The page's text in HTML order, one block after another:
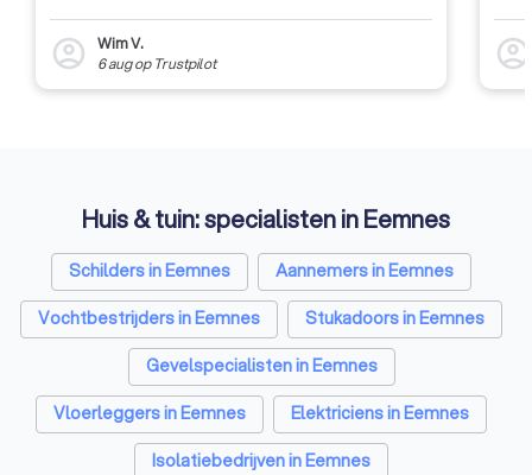
account_circle
Wim V.
6 augop Trustpilot account_circle
Huis & tuin: specialisten in Eemnes
Schilders in Eemnes
Aannemers in Eemnes
Vochtbestrijders in Eemnes
Stukadoors in Eemnes
Gevelspecialisten in Eemnes
Vloerleggers in Eemnes
Elektriciens in Eemnes
Isolatiebedrijven in Eemnes